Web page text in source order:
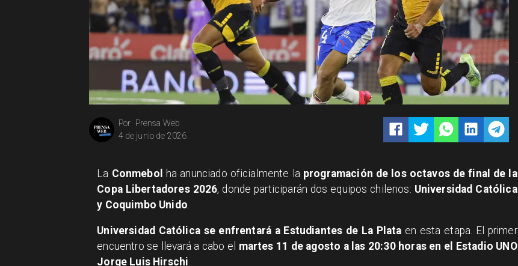
Prensa Web
Por
4 de junio de 2026
La Conmebol ha anunciado oficialmente la programación de los octavos de final de la
Copa Libertadores 2026, donde participarán dos equipos chilenos: Universidad Católica
y Coquimbo Unido
Universidad Católica se enfrentará a Estudiantes de La Plata en esta etapa. El primer
encuentro se llevará a cabo el martes 11 de agosto a las 20:30 horas en el Estadio UNO
Jorge Luis Hirschi.